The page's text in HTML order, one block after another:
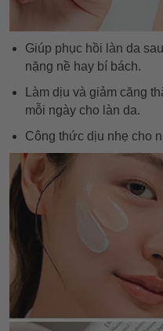
Giúp phục hồi làn da
nặng nề hay bí bách.
Làm dịu và giảm căng
mỗi ngày cho làn da.
Công thức dịu nhẹ cho